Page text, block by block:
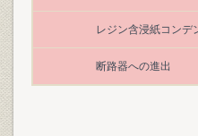
レジン含浸紙コンデ
断路器への進出